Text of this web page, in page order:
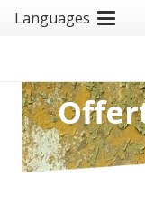
Languages